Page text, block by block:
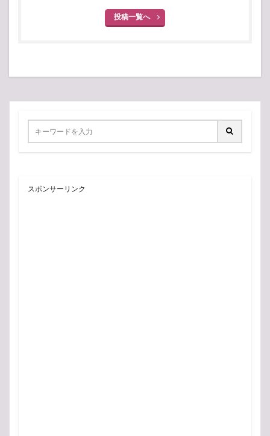
投稿一覧へ
スポンサーリンク